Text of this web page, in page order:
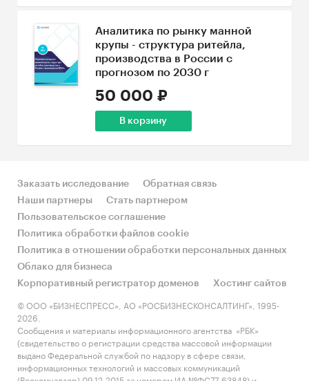
Аналитика по рынку манной
крупы - структура ритейла,
производства в России с
прогнозом по 2030 г
50 000 ₽
В корзину
Заказать исследование
Обратная связь
Наши партнеры
Стать партнером
Пользовательское соглашение
Политика обработки файлов cookie
Политика в отношении обработки персональных данных
Облако для бизнеса
Корпоративный регистратор доменов
Хостинг сайтов
© ООО «БИЗНЕСПРЕСС», АО «РОСБИЗНЕСКОНСАЛТИНГ», 1995-
2026.
Сообщения и материалы информационного агентства «РБК»
(свидетельство о регистрации средства массовой информации
выдано Федеральной службой по надзору в сфере связи,
информационных технологий и массовых коммуникаций